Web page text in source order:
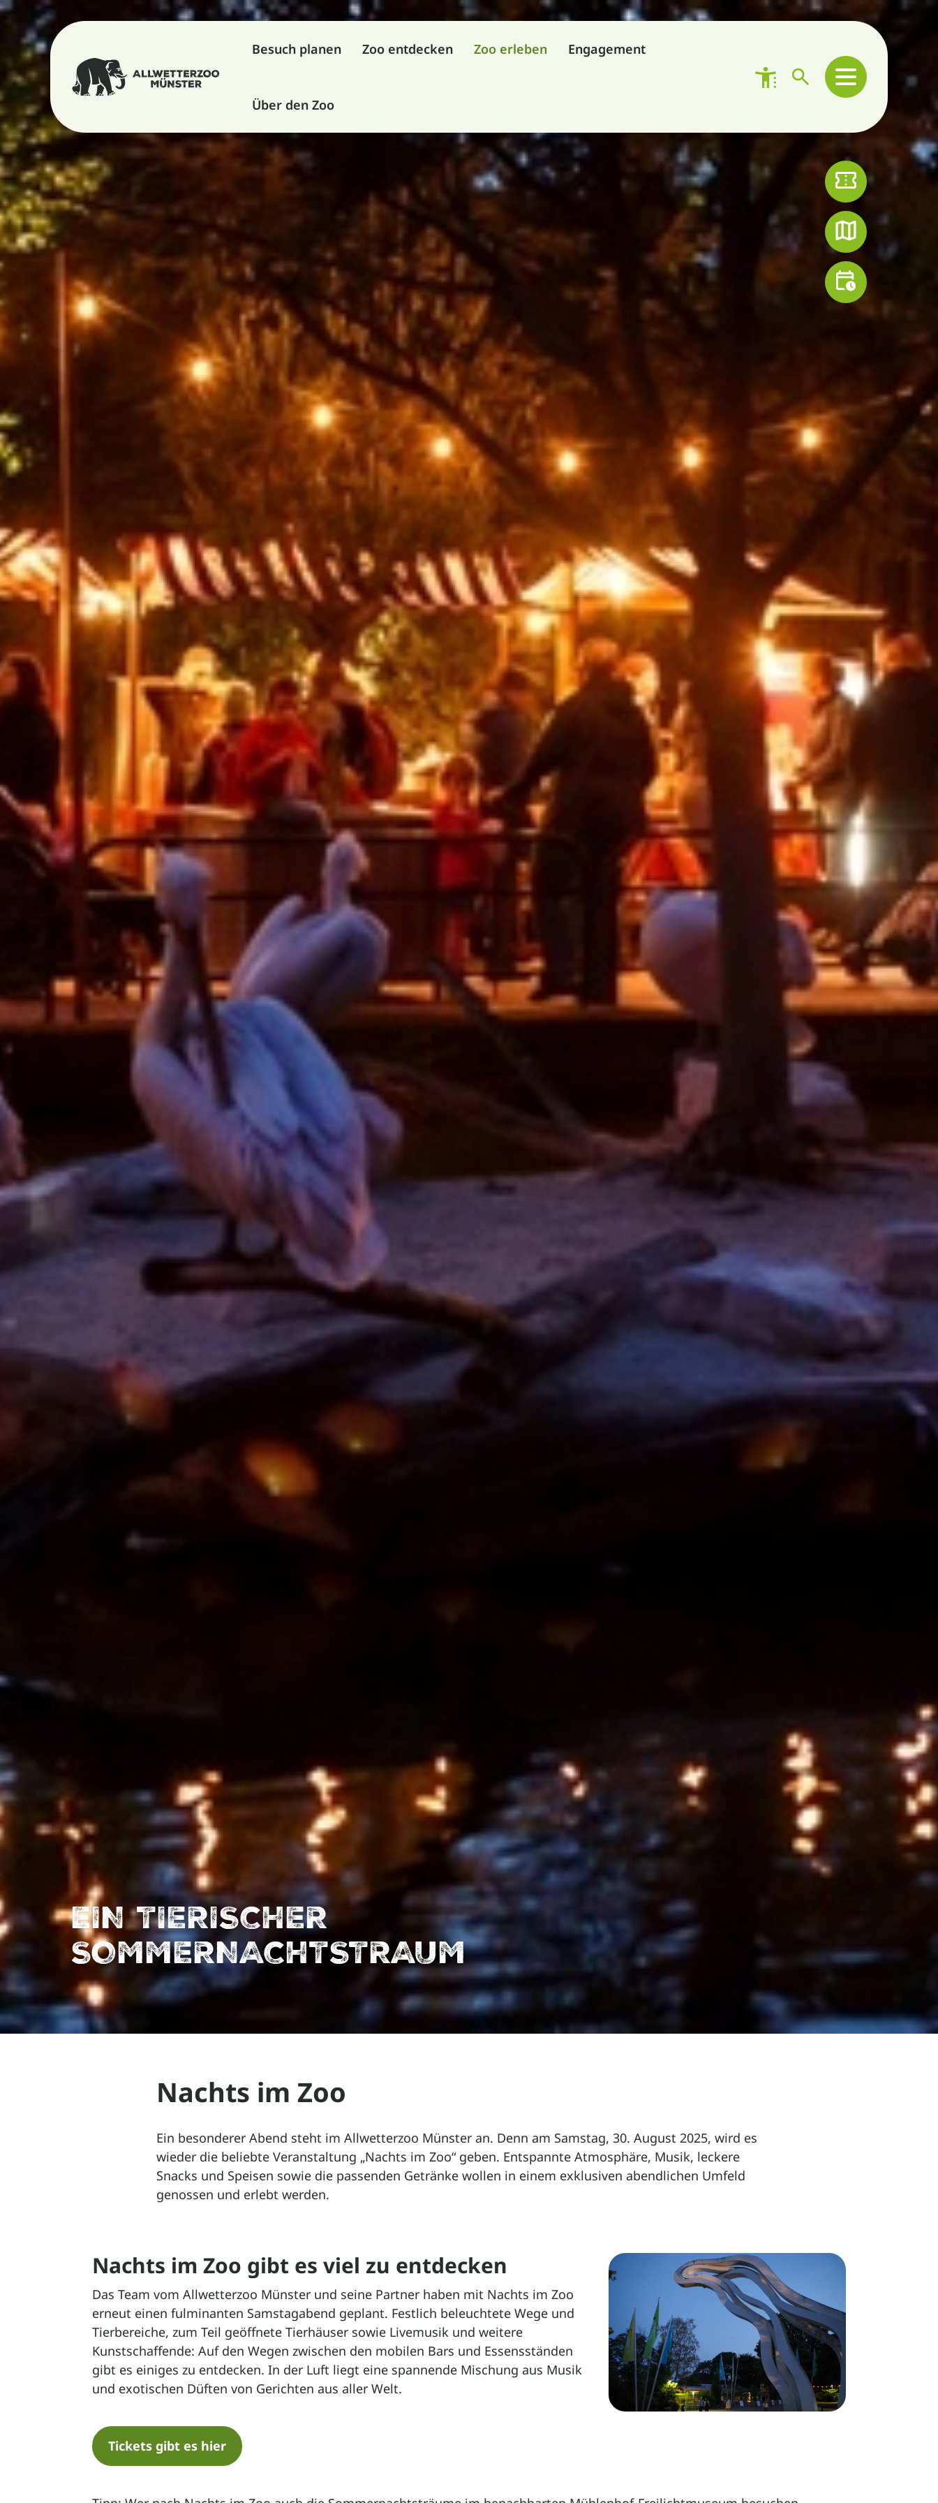
Besuch planen Zoo entdecken Zoo erleben Engagement
Über den Zoo
Tickets
Zooplan
Fütterungen
EIN TIERISCHER
SOMMERNACHTSTRAUM
Nachts im Zoo
Ein besonderer Abend steht im Allwetterzoo Münster an. Denn am Samstag, 30. August 2025, wird es
wieder die beliebte Veranstaltung „Nachts im Zoo“ geben. Entspannte Atmosphäre, Musik, leckere
Snacks und Speisen sowie die passenden Getränke wollen in einem exklusiven abendlichen Umfeld
genossen und erlebt werden.
Nachts im Zoo gibt es viel zu entdecken
Das Team vom Allwetterzoo Münster und seine Partner haben mit Nachts im Zoo
erneut einen fulminanten Samstagabend geplant. Festlich beleuchtete Wege und
Tierbereiche, zum Teil geöffnete Tierhäuser sowie Livemusik und weitere
Kunstschaffende: Auf den Wegen zwischen den mobilen Bars und Essensständen
gibt es einiges zu entdecken. In der Luft liegt eine spannende Mischung aus Musik
und exotischen Düften von Gerichten aus aller Welt.
Tickets gibt es hier